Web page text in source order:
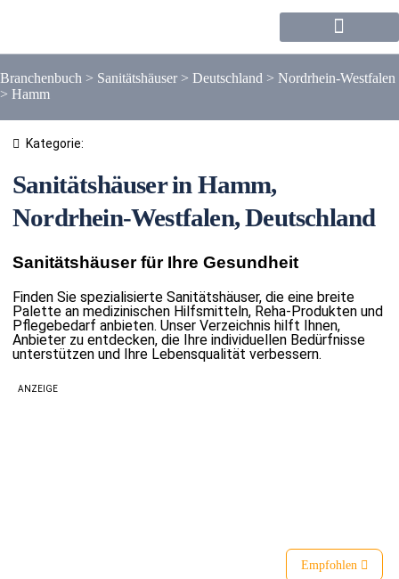
Branchenbuch > Sanitätshäuser > Deutschland > Nordrhein-Westfalen
> Hamm
Kategorie:
Sanitätshäuser in Hamm,
Nordrhein-Westfalen, Deutschland
Sanitätshäuser für Ihre Gesundheit
Finden Sie spezialisierte Sanitätshäuser, die eine breite
Palette an medizinischen Hilfsmitteln, Reha-Produkten und
Pflegebedarf anbieten. Unser Verzeichnis hilft Ihnen,
Anbieter zu entdecken, die Ihre individuellen Bedürfnisse
unterstützen und Ihre Lebensqualität verbessern.
ANZEIGE
Empfohlen